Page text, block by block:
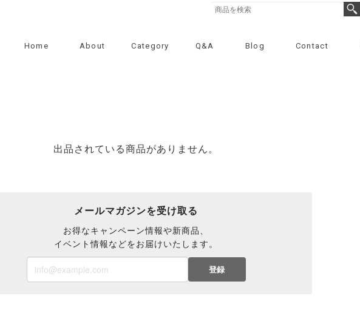
Home About Category Q&A Blog Contact
出品されている商品がありません。
メールマガジンを受け取る
お得なキャンペーン情報や新商品、
イベント情報などをお届けいたします。
登録